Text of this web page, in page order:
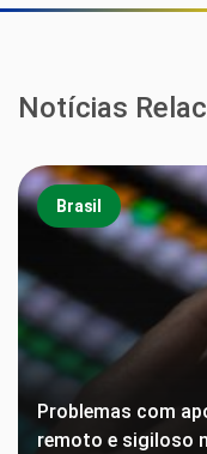
Notícias
Brasil
Problemas com
remoto e sigiloso